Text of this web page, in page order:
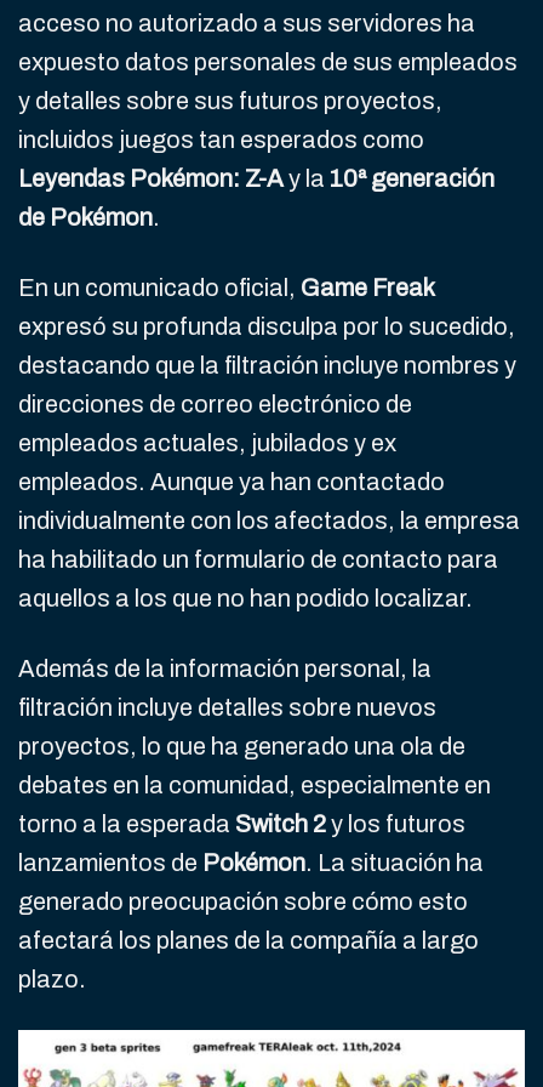
acceso no autorizado a sus servidores ha
expuesto datos personales de sus empleados
y detalles sobre sus futuros proyectos,
incluidos juegos tan esperados como
Leyendas Pokémon: Z-Ay la 10ª generación
de Pokémon.
En un comunicado oficial, Game Freak
expresó su profunda disculpa por lo sucedido,
destacando que la filtración incluye nombres y
direcciones de correo electrónico de
empleados actuales, jubilados y ex
empleados. Aunque ya han contactado
individualmente con los afectados, la empresa
ha habilitado un formulario de contacto para
aquellos a los que no han podido localizar.
Además de la información personal, la
filtración incluye detalles sobre nuevos
proyectos, lo que ha generado una ola de
debates en la comunidad, especialmente en
torno a la esperada Switch 2y los futuros
lanzamientos de Pokémon. La situación ha
generado preocupación sobre cómo esto
afectará los planes de la compañía a largo
plazo.